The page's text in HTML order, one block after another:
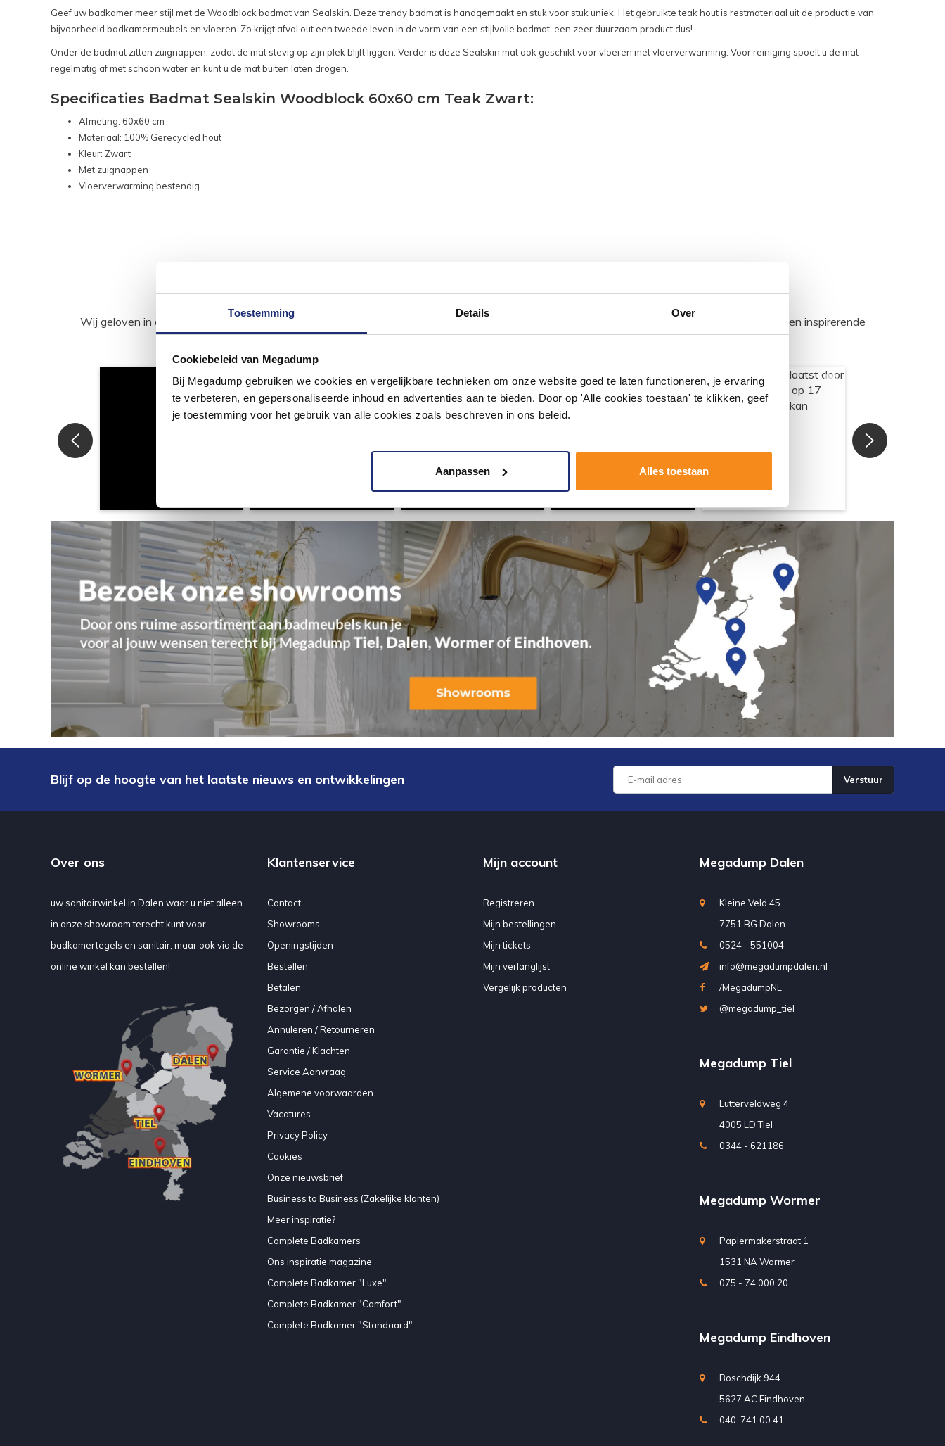
Toestemming Details Over
Cookiebeleid van Megadump
Bij Megadump gebruiken we cookies en vergelijkbare technieken om onze website goed te laten functioneren, je ervaring
te verbeteren, en gepersonaliseerde inhoud en advertenties aan te bieden. Door op 'Alle cookies toestaan' te klikken, geef
je toestemming voor het gebruik van alle cookies zoals beschreven in ons beleid.
Aanpassen Alles toestaan
Geef uw badkamer meer stijl met de Woodblock badmat van Sealskin. Deze trendy badmat is handgemaakt en stuk voor stuk uniek. Het gebruikte teak hout is restmateriaal uit de productie van
bijvoorbeeld badkamermeubels en vloeren. Zo krijgt afval out een tweede leven in de vorm van een stijlvolle badmat, een zeer duurzaam product dus!
Onder de badmat zitten zuignappen, zodat de mat stevig op zijn plek blijft liggen. Verder is deze Sealskin mat ook geschikt voor vloeren met vloerverwarming. Voor reiniging spoelt u de mat
regelmatig af met schoon water en kunt u de mat buiten laten drogen.
Specificaties Badmat Sealskin Woodblock 60x60 cm Teak Zwart:
Afmeting: 60x60 cm
Materiaal: 100% Gerecycled hout
Kleur: Zwart
Met zuignappen
Vloerverwarming bestendig
#mijndroombadkamer
Wij geloven in de kracht van delen. Deel jouw badkamer op Instagram met #mijndroombadkamer en tag @megadumpnl. Samen bouwen we een inspirerende
omgeving vol met unieke badkamerstijlen. Doe je mee?
Blijf op de hoogte van het laatste nieuws en ontwikkelingen Verstuur
Over ons
uw sanitairwinkel in Dalen waar u niet alleen
in onze showroom terecht kunt voor
badkamertegels en sanitair, maar ook via de
online winkel kan bestellen!
Klantenservice
Contact
Showrooms
Openingstijden
Bestellen
Betalen
Bezorgen / Afhalen
Annuleren / Retourneren
Garantie / Klachten
Service Aanvraag
Algemene voorwaarden
Vacatures
Privacy Policy
Cookies
Onze nieuwsbrief
Business to Business (Zakelijke klanten)
Meer inspiratie?
Complete Badkamers
Ons inspiratie magazine
Complete Badkamer "Luxe"
Complete Badkamer "Comfort"
Complete Badkamer "Standaard"
Mijn account
Registreren
Mijn bestellingen
Mijn tickets
Mijn verlanglijst
Vergelijk producten
Megadump Dalen
Kleine Veld 45
7751 BG Dalen
0524 - 551004
info@megadumpdalen.nl
/MegadumpNL
@megadump_tiel
Megadump Tiel
Lutterveldweg 4
4005 LD Tiel
0344 - 621186
Megadump Wormer
Papiermakerstraat 1
1531 NA Wormer
075 - 74 000 20
Megadump Eindhoven
Boschdijk 944
5627 AC Eindhoven
040-741 00 41